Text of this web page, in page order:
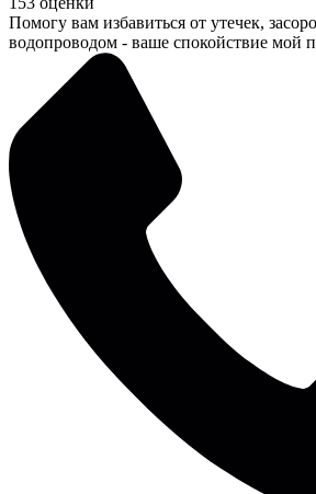
Помогу вам избавиться от утечек,
водопроводом - ваше спокойствие мой